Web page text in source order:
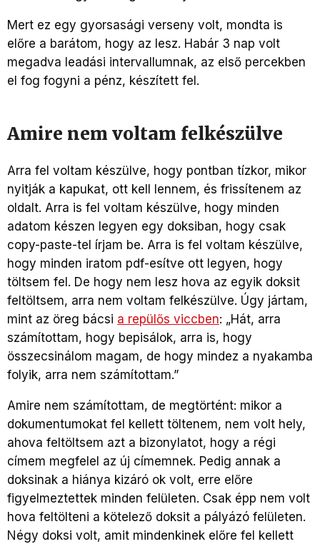
Mert ez egy gyorsasági verseny volt, mondta is
előre a barátom, hogy az lesz. Habár 3 nap volt
megadva leadási intervallumnak, az első percekben
el fog fogyni a pénz, készített fel.
Amire nem voltam felkészülve
Arra fel voltam készülve, hogy pontban tízkor, mikor
nyitják a kapukat, ott kell lennem, és frissítenem az
oldalt. Arra is fel voltam készülve, hogy minden
adatom készen legyen egy doksiban, hogy csak
copy-paste-tel írjam be. Arra is fel voltam készülve,
hogy minden iratom pdf-esítve ott legyen, hogy
töltsem fel. De hogy nem lesz hova az egyik doksit
feltöltsem, arra nem voltam felkészülve. Úgy jártam,
mint az öreg bácsi a repülős viccben: „Hát, arra
számítottam, hogy bepisálok, arra is, hogy
összecsinálom magam, de hogy mindez a nyakamba
folyik, arra nem számítottam.”
Amire nem számítottam, de megtörtént: mikor a
dokumentumokat fel kellett töltenem, nem volt hely,
ahova feltöltsem azt a bizonylatot, hogy a régi
címem megfelel az új címemnek. Pedig annak a
doksinak a hiánya kizáró ok volt, erre előre
figyelmeztettek minden felületen. Csak épp nem volt
hova feltölteni a kötelező doksit a pályázó felületen.
Négy doksi volt, amit mindenkinek előre fel kellett